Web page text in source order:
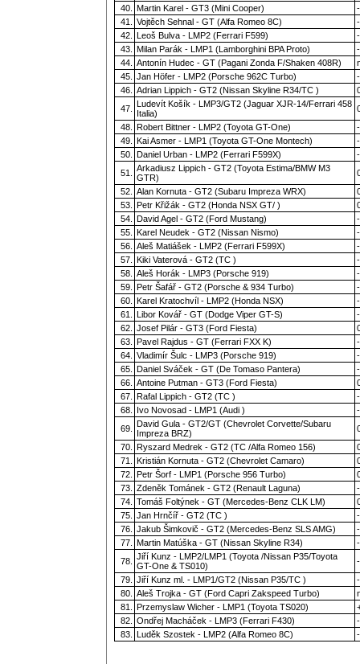
40.
Martin Karel - GT3 (Mini Cooper)
-
41.
Vojtěch Sehnal - GT (Alfa Romeo 8C)
-
42.
Leoš Bulva - LMP2 (Ferrari F599)
-
43.
Milan Parák - LMP1 (Lamborghini BPA Proto)
-
44.
Antonín Hudec - GT (Pagani Zonda F/Shaken 408R)
45.
Jan Höfer - LMP2 (Porsche 962C Turbo)
-
46.
Adrian Lippich - GT2 (Nissan Skyline R34/TC )
47.
Ludevít Košík - LMP3/GT2 (Jaguar XJR-14/Ferrari 458
Italia)
48.
Robert Bittner - LMP2 (Toyota GT-One)
-
49.
Kai Asmer - LMP1 (Toyota GT-One Montech)
-
50.
Daniel Urban - LMP2 (Ferrari F599X)
-
51.
Arkadiusz Lippich - GT2 (Toyota Estima/BMW M3
GTR)
52.
Alan Kornuta - GT2 (Subaru Impreza WRX)
53.
Petr Křižák - GT2 (Honda NSX GT/ )
54.
David Agel - GT2 (Ford Mustang)
-
55.
Karel Neudek - GT2 (Nissan Nismo)
-
56.
Aleš Matiášek - LMP2 (Ferrari F599X)
-
57.
Kiki Vaterová - GT2 (TC )
-
58.
Aleš Horák - LMP3 (Porsche 919)
-
59.
Petr Šafář - GT2 (Porsche & 934 Turbo)
-
60.
Karel Kratochvíl - LMP2 (Honda NSX)
-
61.
Libor Kovář - GT (Dodge Viper GT-S)
-
62.
Josef Pilár - GT3 (Ford Fiesta)
63.
Pavel Rajdus - GT (Ferrari FXX K)
-
64.
Vladimír Šulc - LMP3 (Porsche 919)
-
65.
Daniel Sváček - GT (De Tomaso Pantera)
-
66.
Antoine Putman - GT3 (Ford Fiesta)
67.
Rafal Lippich - GT2 (TC )
-
68.
Ivo Novosad - LMP1 (Audi )
-
69.
David Gula - GT2/GT (Chevrolet Corvette/Subaru
Impreza BRZ)
70.
Ryszard Medrek - GT2 (TC /Alfa Romeo 156)
71.
Kristián Kornuta - GT2 (Chevrolet Camaro)
72.
Petr Šorf - LMP1 (Porsche 956 Turbo)
73.
Zdeněk Tománek - GT2 (Renault Laguna)
-
74.
Tomáš Foltýnek - GT (Mercedes-Benz CLK LM)
75.
Jan Hrnčíř - GT2 (TC )
-
76.
Jakub Šimkovič - GT2 (Mercedes-Benz SLS AMG)
-
77.
Martin Matúška - GT (Nissan Skyline R34)
-
78.
Jiří Kunz - LMP2/LMP1 (Toyota /Nissan P35/Toyota
GT-One & TS010)
-
79.
Jiří Kunz ml. - LMP1/GT2 (Nissan P35/TC )
-
80.
Aleš Trojka - GT (Ford Capri Zakspeed Turbo)
81.
Przemyslaw Wicher - LMP1 (Toyota TS020)
82.
Ondřej Macháček - LMP3 (Ferrari F430)
-
83.
Luděk Szostek - LMP2 (Alfa Romeo 8C) -